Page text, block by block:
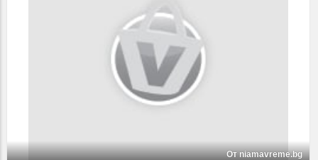
От niamavreme.bg